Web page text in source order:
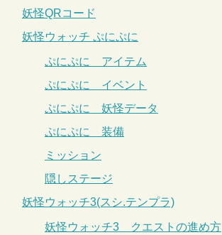
妖怪QRコード
妖怪ウォッチ ぷにぷに
ぷにぷに アイテム
ぷにぷに イベント
ぷにぷに 妖怪データ
ぷにぷに 装備
ミッション
隠しステージ
妖怪ウォッチ3(スシ.テンプラ)
妖怪ウォッチ3 クエストの進め方